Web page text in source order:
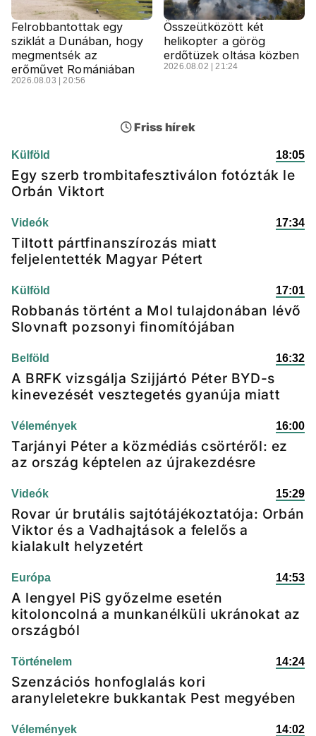
Felrobbantottak egy
sziklát a Dunában, hogy
megmentsék az
erőművet Romániában
2026.08.03 | 20:56
Összeütközött két
helikopter a görög
erdőtüzek oltása közben
2026.08.02 | 21:24
Friss hírek
Külföld 18:05
Egy szerb trombitafesztiválon fotózták le
Orbán Viktort
Videók 17:34
Tiltott pártfinanszírozás miatt
feljelentették Magyar Pétert
Külföld 17:01
Robbanás történt a Mol tulajdonában lévő
Slovnaft pozsonyi finomítójában
Belföld 16:32
A BRFK vizsgálja Szijjártó Péter BYD-s
kinevezését vesztegetés gyanúja miatt
Vélemények 16:00
Tarjányi Péter a közmédiás csörtéről: ez
az ország képtelen az újrakezdésre
Videók 15:29
Rovar úr brutális sajtótájékoztatója: Orbán
Viktor és a Vadhajtások a felelős a
kialakult helyzetért
Európa 14:53
A lengyel PiS győzelme esetén
kitoloncolná a munkanélküli ukránokat az
országból
Történelem 14:24
Szenzációs honfoglalás kori
aranyleletekre bukkantak Pest megyében
Vélemények 14:02